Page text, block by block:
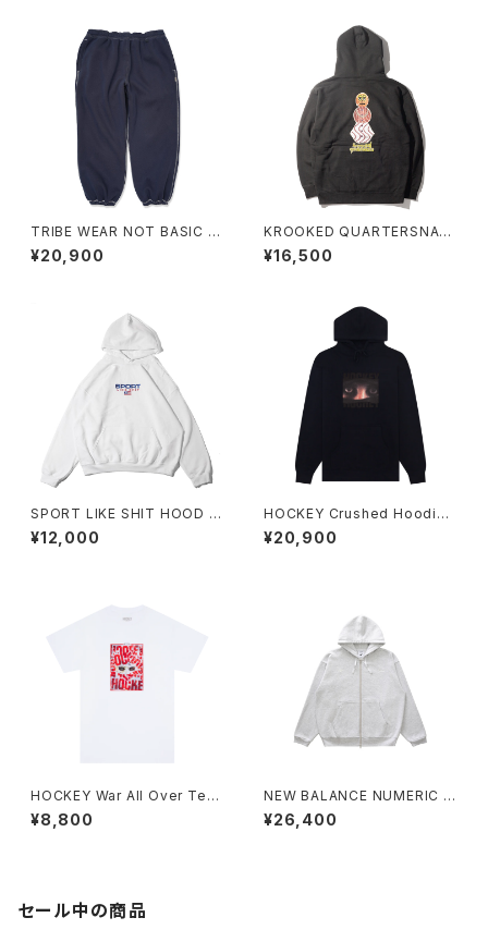
TRIBE WEAR NOT BASIC S
WEATPANTS NAVY
¥20,900
KROOKED QUARTERSNAC
KS SNACKMAN HOODIE
¥16,500
SPORT LIKE SHIT HOOD S
WEAT
¥12,000
HOCKEY Crushed Hoodie
ブラック
¥20,900
HOCKEY War All Over Tee
ホワイト
¥8,800
NEW BALANCE NUMERIC G
RAND COLLECTION Heavy
weight Full Zip Hoodie
¥26,400
セール中の商品